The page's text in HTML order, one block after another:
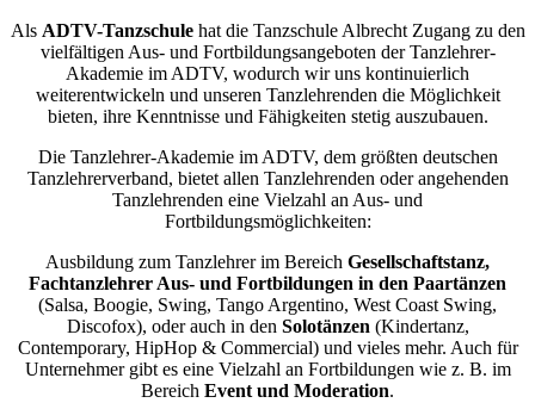
Als ADTV-Tanzschulehat die Tanzschule Albrecht Zugang zu den
vielfältigen Aus- und Fortbildungsangeboten der Tanzlehrer-
Akademie im ADTV, wodurch wir uns kontinuierlich
weiterentwickeln und unseren Tanzlehrenden die Möglichkeit
bieten, ihre Kenntnisse und Fähigkeiten stetig auszubauen.
Die Tanzlehrer-Akademie im ADTV, dem größten deutschen
Tanzlehrerverband, bietet allen Tanzlehrenden oder angehenden
Tanzlehrenden eine Vielzahl an Aus- und
Fortbildungsmöglichkeiten:
Ausbildung zum Tanzlehrer im Bereich Gesellschaftstanz,
Fachtanzlehrer Aus- und Fortbildungen in den Paartänzen
(Salsa, Boogie, Swing, Tango Argentino, West Coast Swing,
Discofox), oder auch in den Solotänzen (Kindertanz,
Contemporary, HipHop & Commercial) und vieles mehr. Auch für
Unternehmer gibt es eine Vielzahl an Fortbildungen wie z. B. im
Bereich Event und Moderation.